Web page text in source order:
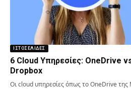
ΙΣΤΟΣΕΛΊΔΕΣ
6 Cloud Υπηρεσίες: OneDrive
Dropbox
Οι cloud υπηρεσίες όπως το OneDrive